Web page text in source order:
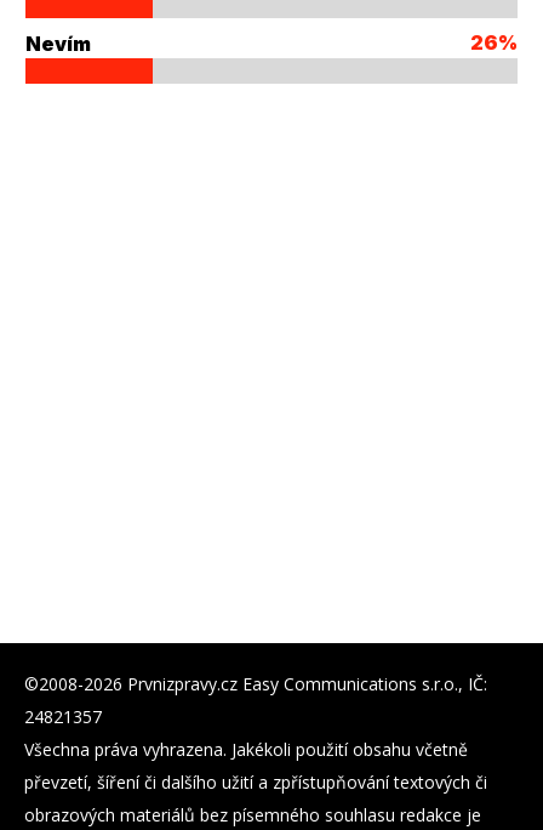
Nevím 26%
©2008-2026 Prvnizpravy.cz Easy Communications s.r.o., IČ:
24821357
Všechna práva vyhrazena. Jakékoli použití obsahu včetně
převzetí, šíření či dalšího užití a zpřístupňování textových či
obrazových materiálů bez písemného souhlasu redakce je